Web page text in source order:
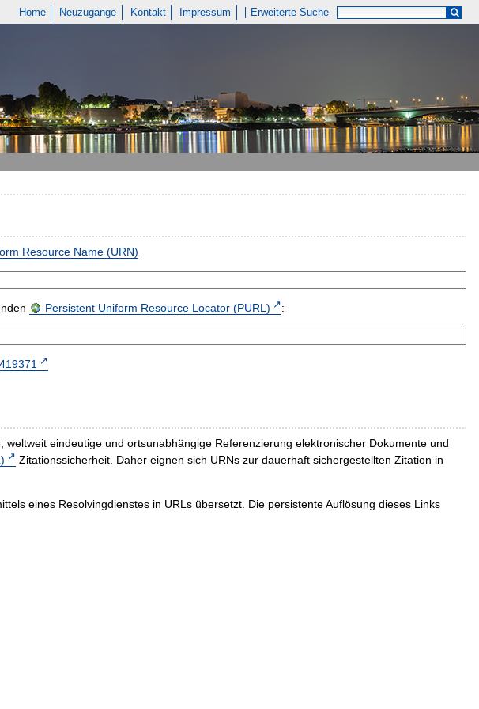
Home Neuzugänge Kontakt Impressum Erweiterte Suche
Resource Name (URN)
Persistent Uniform Resource Locator (PURL) :
weltweit eindeutige und ortsunabhängige Referenzierung elektronischer Dokumente und
Zitationssicherheit. Daher eignen sich URNs zur dauerhaft sichergestellten Zitation in
eines Resolvingdienstes in URLs übersetzt. Die persistente Auflösung dieses Links